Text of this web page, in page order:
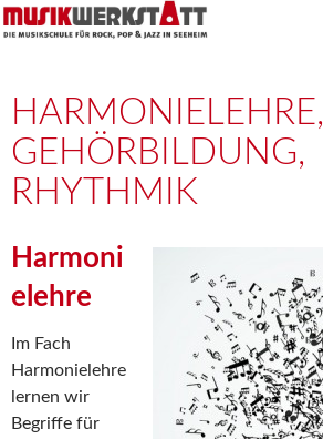
HARMONIELEHRE,
GEHÖRBILDUNG,
RHYTHMIK
Harmoni
elehre
Im Fach
Harmonielehre
lernen wir
Begriffe für